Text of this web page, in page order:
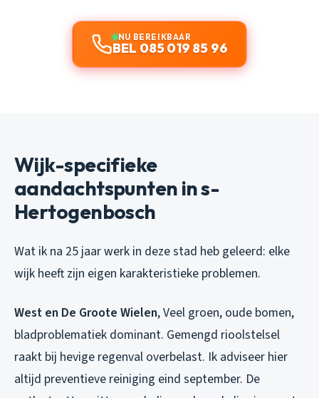
NU BEREIKBAAR
BEL 085 019 85 96
Wijk-specifieke
aandachtspunten in s-
Hertogenbosch
Wat ik na 25 jaar werk in deze stad heb geleerd: elke
wijk heeft zijn eigen karakteristieke problemen.
West en De Groote Wielen, Veel groen, oude bomen,
bladproblematiek dominant. Gemengd rioolstelsel
raakt bij hevige regenval overbelast. Ik adviseer hier
altijd preventieve reiniging eind september. De